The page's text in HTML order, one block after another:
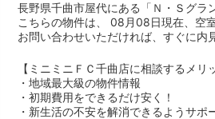
長野県千曲市屋代にある「Ｎ・Ｓグラ
こちらの物件は、 08月08日現在、空
お問い合わせいただければ、すぐに内
【ミニミニＦＣ千曲店に相談するメリ
・地域最大級の物件情報
・初期費用をできるだけ安く！
・新生活の不安を解消できるようサポ